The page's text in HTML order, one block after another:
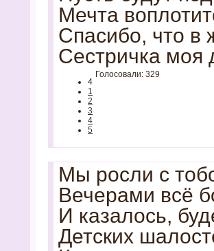
Мечта
Спасибо, что в
Сестричка моя
4
1
2
3
4
5
Голосовали: 329
Мы росли с
Вечерами всё
И казалось,
Детских